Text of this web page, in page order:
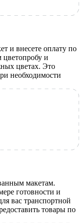
и внесете оплату по
цветопробу и
цветах. Это
необходимости
макетам.
готовности и
вас транспортной
товары по